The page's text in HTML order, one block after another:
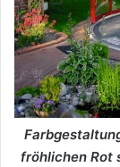
fröhlichen Rot